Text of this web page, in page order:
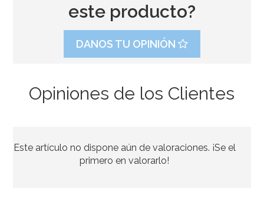
2,95€
este producto?
DANOS TU OPINIÓN
Opiniones de los Clientes
Este artículo no dispone aún de valoraciones. ¡Se el
primero en valorarlo!